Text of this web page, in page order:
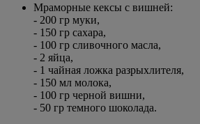
Мраморные кексы с вишней:
- 200 гр муки,
- 150 гр сахара,
- 100 гр сливочного масла,
- 2 яйца,
- 1 чайная ложка разрыхлителя,
- 150 мл молока,
- 100 гр черной вишни,
- 50 гр темного шоколада.